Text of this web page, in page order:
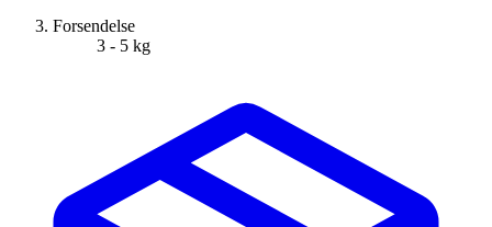
Forsendelse
3 - 5 kg